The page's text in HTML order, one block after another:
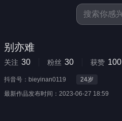
别亦难
关注 30 粉丝 30 获赞 100
抖音号： bieyinan0119 24岁
最新作品发布时间： 2023-06-27 18:59